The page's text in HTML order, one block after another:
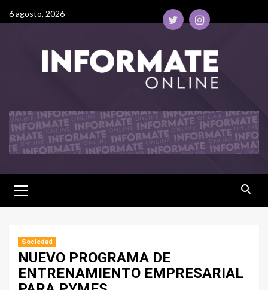
6 agosto, 2026
Sociedad
NUEVO PROGRAMA DE
ENTRENAMIENTO EMPRESARIAL